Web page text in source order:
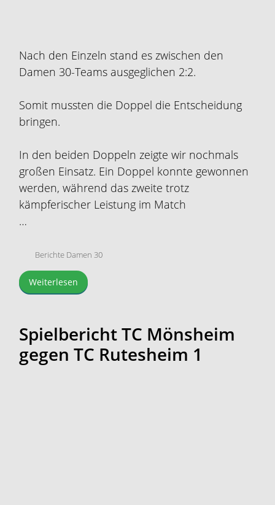
Nach den Einzeln stand es zwischen den
Damen 30-Teams ausgeglichen 2:2.
Somit mussten die Doppel die Entscheidung
bringen.
In den beiden Doppeln zeigte wir nochmals
großen Einsatz. Ein Doppel konnte gewonnen
werden, während das zweite trotz
kämpferischer Leistung im Match
…
Berichte Damen 30
Weiterlesen
Spielbericht TC Mönsheim
gegen TC Rutesheim 1